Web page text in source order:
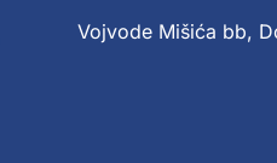
Vojvode Mišića bb,